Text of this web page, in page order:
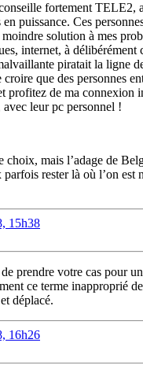
fortement TELE2,
puissance. Ces
solution à mes
internet, à délibérément
piratait la ligne
croire que des personnes
profitez de ma connexion
avec leur pc personnel !
choix, mais l’adage de
rester là où l’on est
15h38
prendre votre cas pour
ce terme inapproprié
déplacé.
16h26